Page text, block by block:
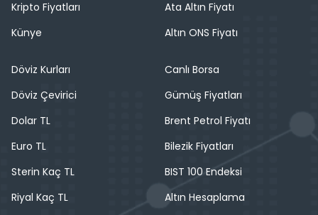
Kripto Fiyatları
Künye
Ata Altın Fiyatı
Altın ONS Fiyatı
Döviz Kurları
Döviz Çevirici
Dolar TL
Euro TL
Sterin Kaç TL
Riyal Kaç TL
Canlı Borsa
Gümüş Fiyatları
Brent Petrol Fiyatı
Bilezik Fiyatları
BIST 100 Endeksi
Altın Hesaplama